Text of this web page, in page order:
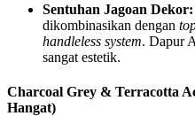
Sentuhan Jagoan Dekor:
dikombinasikan dengan
handleless system. Dapur
sangat estetik.
Charcoal Grey & Terracotta
Hangat)